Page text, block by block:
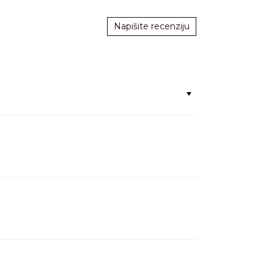
Napišite recenziju